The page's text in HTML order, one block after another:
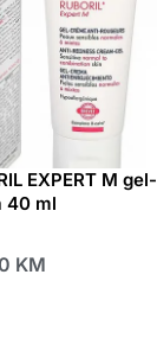
EXPERT M gel-
40 ml
KM